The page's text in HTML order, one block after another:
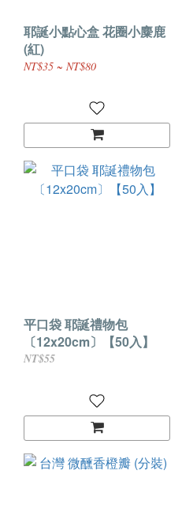
耶誕小點心盒 花圈小麋鹿
(紅)
NT$35 ~ NT$80
平口袋 耶誕禮物包
〔12x20cm〕【50入】
NT$55